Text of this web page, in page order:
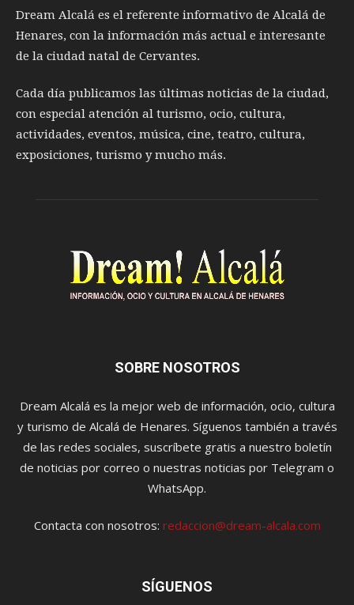
Dream Alcalá es el referente informativo de Alcalá de
Henares, con la información más actual e interesante
de la ciudad natal de Cervantes.
Cada día publicamos las últimas noticias de la ciudad,
con especial atención al turismo, ocio, cultura,
actividades, eventos, música, cine, teatro, cultura,
exposiciones, turismo y mucho más.
SOBRE NOSOTROS
Dream Alcalá es la mejor web de información, ocio, cultura
y turismo de Alcalá de Henares. Síguenos también a través
de las redes sociales, suscríbete gratis a nuestro boletín
de noticias por correo o nuestras noticias por Telegram o
WhatsApp.
Contacta con nosotros: redaccion@dream-alcala.com
SÍGUENOS